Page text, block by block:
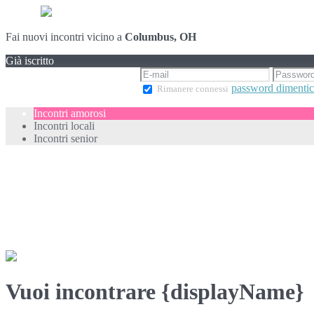
Fai nuovi incontri vicino a Columbus, OH
Già iscritto
Rimanere connessi password
Incontri amorosi
Incontri locali
Incontri senior
Vuoi incontrare {displayName}